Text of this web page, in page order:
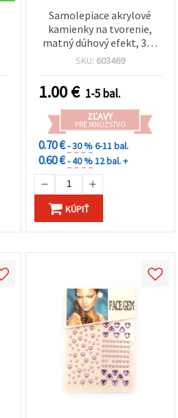
Samolepiace akrylové
kamienky na tvorenie,
matný dúhový efekt, 3–6
mm, 165 ks, mix
SKU: 603469
1.00€ 1-5 bal.
ZĽAVY
PRE MNOŽSTVO
0.70 €- 30 %6-11 bal.
0.60 €- 40 %12 bal. +
KÚPIŤ